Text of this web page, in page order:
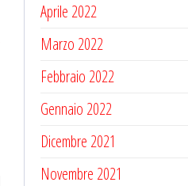
successivo
Aprile 2022
Marzo 2022
Febbraio 2022
Gennaio 2022
Dicembre 2021
Novembre 2021